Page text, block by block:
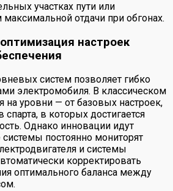
участках пути или
отдачи при обгонах.
настроек
систем позволяет гибко
электромобиля. В классическом
на уровни — от базовых настроек,
в которых достигается
Однако инновации идут
постоянно мониторят
и системы
корректировать
оптимального баланса между